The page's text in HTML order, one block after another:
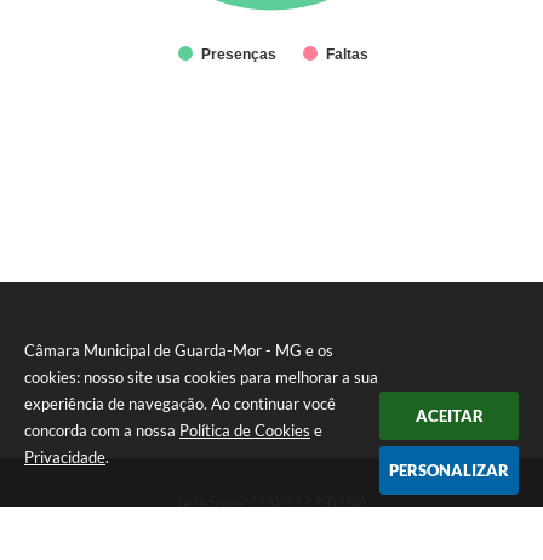
Câmara Municipal de Guarda-Mor - MG e os
cookies: nosso site usa cookies para melhorar a sua
experiência de navegação. Ao continuar você
concorda com a nossa Política de Cookies e
Privacidade.
ACEITAR
PERSONALIZAR
Presenças Faltas
Telefone: (38) 3773-0100